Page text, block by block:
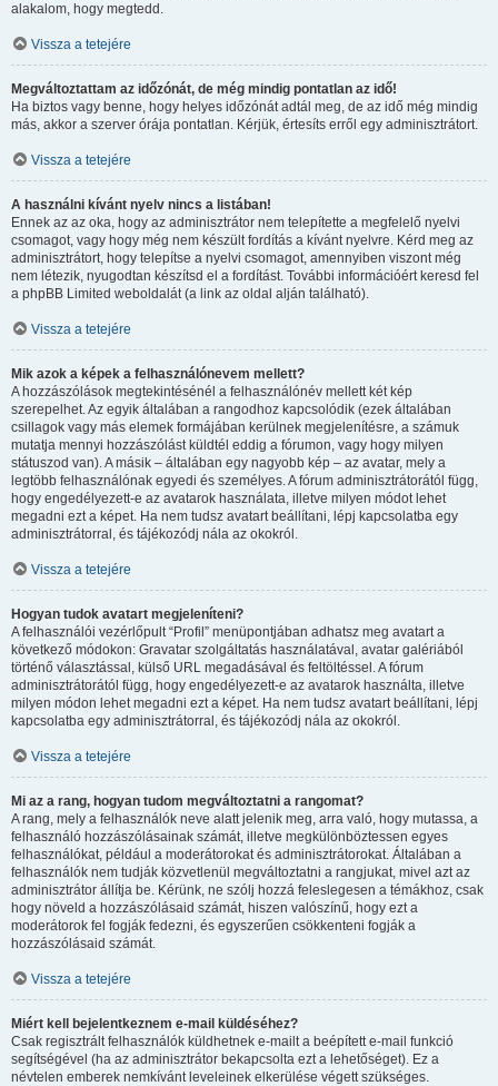
alakalom, hogy megtedd.
Vissza a tetejére
Megváltoztattam az időzónát, de még mindig pontatlan az idő!
Ha biztos vagy benne, hogy helyes időzónát adtál meg, de az idő még mindig
más, akkor a szerver órája pontatlan. Kérjük, értesíts erről egy adminisztrátort.
Vissza a tetejére
A használni kívánt nyelv nincs a listában!
Ennek az az oka, hogy az adminisztrátor nem telepítette a megfelelő nyelvi
csomagot, vagy hogy még nem készült fordítás a kívánt nyelvre. Kérd meg az
adminisztrátort, hogy telepítse a nyelvi csomagot, amennyiben viszont még
nem létezik, nyugodtan készítsd el a fordítást. További információért keresd fel
a phpBB Limited weboldalát (a link az oldal alján található).
Vissza a tetejére
Mik azok a képek a felhasználónevem mellett?
A hozzászólások megtekintésénél a felhasználónév mellett két kép
szerepelhet. Az egyik általában a rangodhoz kapcsolódik (ezek általában
csillagok vagy más elemek formájában kerülnek megjelenítésre, a számuk
mutatja mennyi hozzászólást küldtél eddig a fórumon, vagy hogy milyen
státuszod van). A másik – általában egy nagyobb kép – az avatar, mely a
legtöbb felhasználónak egyedi és személyes. A fórum adminisztrátorától függ,
hogy engedélyezett-e az avatarok használata, illetve milyen módot lehet
megadni ezt a képet. Ha nem tudsz avatart beállítani, lépj kapcsolatba egy
adminisztrátorral, és tájékozódj nála az okokról.
Vissza a tetejére
Hogyan tudok avatart megjeleníteni?
A felhasználói vezérlőpult “Profil” menüpontjában adhatsz meg avatart a
következő módokon: Gravatar szolgáltatás használatával, avatar galériából
történő választással, külső URL megadásával és feltöltéssel. A fórum
adminisztrátorától függ, hogy engedélyezett-e az avatarok használta, illetve
milyen módon lehet megadni ezt a képet. Ha nem tudsz avatart beállítani, lépj
kapcsolatba egy adminisztrátorral, és tájékozódj nála az okokról.
Vissza a tetejére
Mi az a rang, hogyan tudom megváltoztatni a rangomat?
A rang, mely a felhasználók neve alatt jelenik meg, arra való, hogy mutassa, a
felhasználó hozzászólásainak számát, illetve megkülönböztessen egyes
felhasználókat, például a moderátorokat és adminisztrátorokat. Általában a
felhasználók nem tudják közvetlenül megváltoztatni a rangjukat, mivel azt az
adminisztrátor állítja be. Kérünk, ne szólj hozzá feleslegesen a témákhoz, csak
hogy növeld a hozzászólásaid számát, hiszen valószínű, hogy ezt a
moderátorok fel fogják fedezni, és egyszerűen csökkenteni fogják a
hozzászólásaid számát.
Vissza a tetejére
Miért kell bejelentkeznem e-mail küldéséhez?
Csak regisztrált felhasználók küldhetnek e-mailt a beépített e-mail funkció
segítségével (ha az adminisztrátor bekapcsolta ezt a lehetőséget). Ez a
névtelen emberek nemkívánt leveleinek elkerülése végett szükséges.